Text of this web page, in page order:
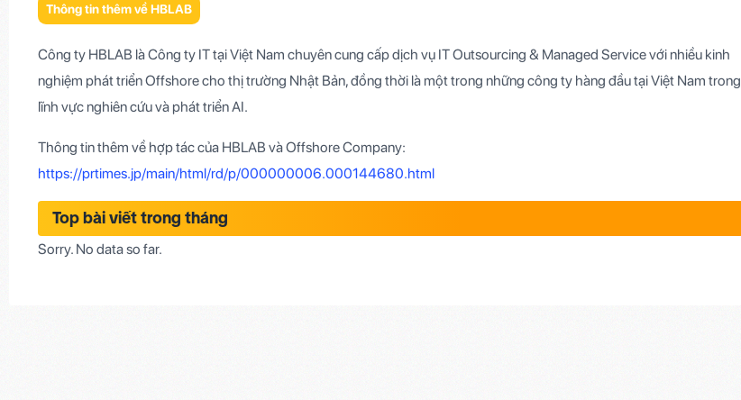
Thông tin thêm về HBLAB
Công ty HBLAB là Công ty IT tại Việt Nam chuyên cung cấp dịch vụ IT Outsourcing & Managed Service với nhiều kinh
nghiệm phát triển Offshore cho thị trường Nhật Bản, đồng thời là một trong những công ty hàng đầu tại Việt Nam trong
lĩnh vực nghiên cứu và phát triển AI.
Thông tin thêm về hợp tác của HBLAB và Offshore Company:
https://prtimes.jp/main/html/rd/p/000000006.000144680.html
Top bài viết trong tháng
Sorry. No data so far.